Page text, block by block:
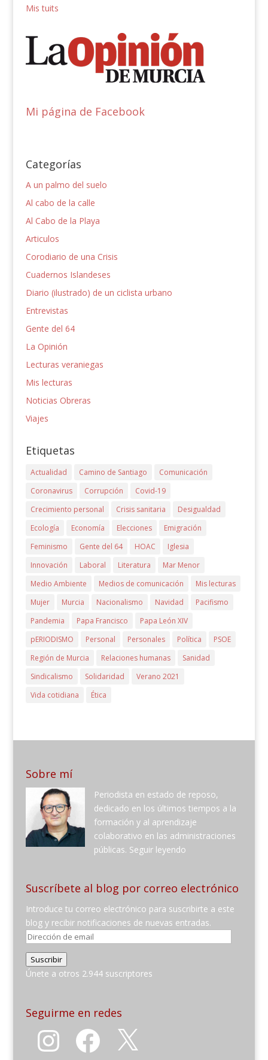
Mis tuits
Mi página de Facebook
Categorías
A un palmo del suelo
Al cabo de la calle
Al Cabo de la Playa
Articulos
Corodiario de una Crisis
Cuadernos Islandeses
Diario (ilustrado) de un ciclista urbano
Entrevistas
Gente del 64
La Opinión
Lecturas veraniegas
Mis lecturas
Noticias Obreras
Viajes
Etiquetas
Actualidad Camino de Santiago
Comunicación
Coronavirus
Corrupción
Covid-19
Crecimiento personal
Crisis sanitaria
Desigualdad
Ecología
Economía Elecciones
Emigración
Feminismo
Gente del 64 HOAC
Iglesia
Innovación
Laboral Literatura
Mar Menor
Medio Ambiente
Medios de comunicación
Mis lecturas
Mujer
Murcia Nacionalismo Navidad
Pacifismo
Pandemia
Papa Francisco
Papa León XIV
pERIODISMO
Personal Personales Política
PSOE
Región de Murcia
Relaciones humanas
Sanidad
Sindicalismo
Solidaridad
Verano 2021
Vida cotidiana
Ética
Sobre mí
Periodista en estado de reposo,
dedicado en los últimos tiempos a la
formación y al aprendizaje
colaborativo en las administraciones
públicas. Seguir leyendo
Suscríbete al blog por correo electrónico
Introduce tu correo electrónico para suscribirte a este
blog y recibir notificaciones de nuevas entradas.
Dirección
de
email
Suscribir
Únete a otros 2.944 suscriptores
Seguirme en redes
Instagram Facebook